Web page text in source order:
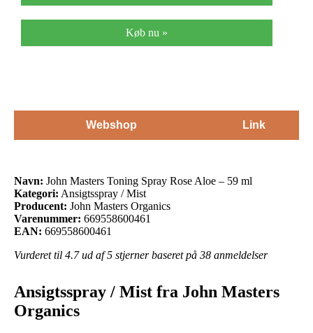
Køb nu »
Webshop Link
Navn: John Masters Toning Spray Rose Aloe – 59 ml
Kategori: Ansigtsspray / Mist
Producent: John Masters Organics
Varenummer: 669558600461
EAN: 669558600461
Vurderet til 4.7ud af 5 stjerner baseret på 38 anmeldelser
Ansigtsspray / Mist fra John Masters
Organics